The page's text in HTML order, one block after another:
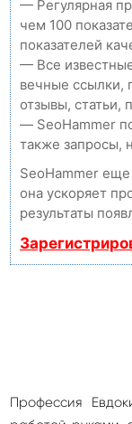
— Регулярная
чем 100
показателей
— Все
вечные ссылки,
отзывы, статьи,
— SeoHammer
также запросы,
SeoHammer
она ускоряет
результаты
Профессия